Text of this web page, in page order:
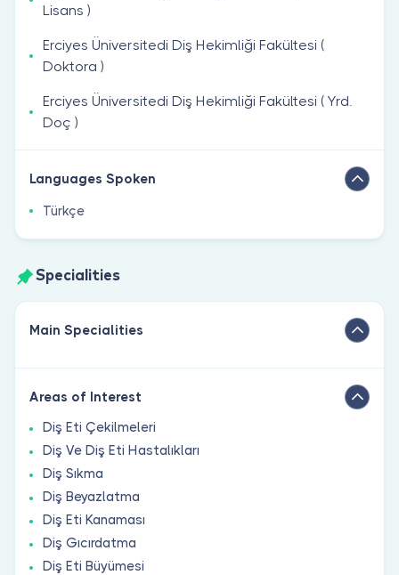
Lisans )
Erciyes Üniversitedi Diş Hekimliği Fakültesi (
Doktora )
Erciyes Üniversitedi Diş Hekimliği Fakültesi ( Yrd.
Doç )
Languages Spoken
Türkçe
Specialities
Main Specialities
Areas of Interest
Diş Eti Çekilmeleri
Diş Ve Diş Eti Hastalıkları
Diş Sıkma
Diş Beyazlatma
Diş Eti Kanaması
Diş Gıcırdatma
Diş Eti Büyümesi